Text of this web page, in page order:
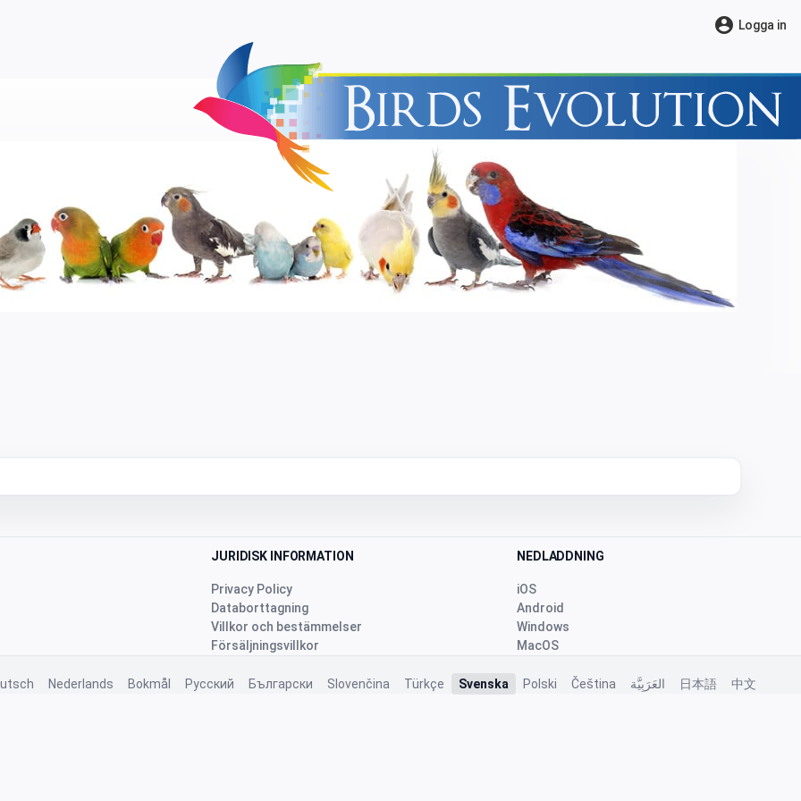
account_circle Logga in
JURIDISK INFORMATION
Privacy Policy
Databorttagning
Villkor och bestämmelser
Försäljningsvillkor
NEDLADDNING
iOS
Android
Windows
MacOS
Nederlands Bokmål Русский Български Slovenčina Türkçe Svenska Polski Čeština العَرَبِيَّة 日本語 中文